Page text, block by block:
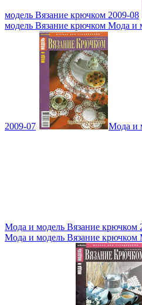
модель Вязание крючком 2009-08
модель Вязание крючком Мода и
2009-07 Мода и
Мода и модель Вязание крючком
Мода и модель Вязание крючком